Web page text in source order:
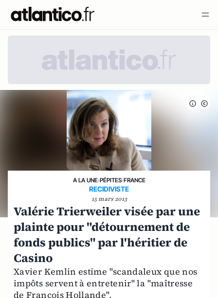
A LA UNE›PÉPITES›FRANCE
RECIDIVISTE
15 mars 2013
Valérie Trierweiler visée par une
plainte pour "détournement de
fonds publics" par l'héritier de
Casino
Xavier Kemlin estime "scandaleux que nos
impôts servent à entretenir" la "maîtresse
de François Hollande".